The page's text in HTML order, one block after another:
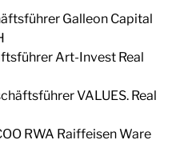
Galleon Capital
Art-Invest Real
VALUES. Real
RWA Raiffeisen Ware